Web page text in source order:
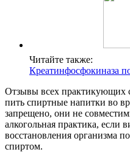
Читайте также:
Креатинфосфокиназа
Отзывы всех практикующих
пить спиртные напитки во
запрещено, они не
алкогольная практика, если
восстановления организма
спиртом.